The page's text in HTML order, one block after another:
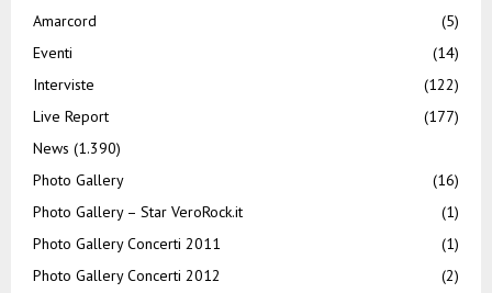
Amarcord
(5)
Eventi
(14)
Interviste
(122)
Live Report
(177)
News (1.390)
Photo Gallery
(16)
Photo Gallery – Star VeroRock.it
(1)
Photo Gallery Concerti 2011
(1)
Photo Gallery Concerti 2012
(2)